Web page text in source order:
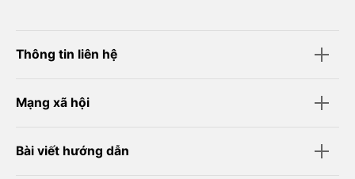
Thông tin liên hệ
Mạng xã hội
Bài viết hướng dẫn